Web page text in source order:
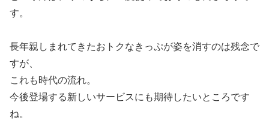
す。
長年親しまれてきたおトクなきっぷが姿を消すのは残念で
すが、
これも時代の流れ。
今後登場する新しいサービスにも期待したいところです
ね。